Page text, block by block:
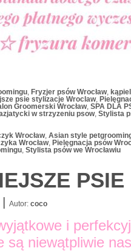
, Fryzjer psów Wrocław,
psie stylizacje Wroclaw,
Groomerski Wrocław, SPA DLA
w strzyzeniu psow, Stylista
Wrocław, Asian style
Wrocław, Pielęgnacja psów
, Stylista psów we Wrocławiu
PSIE
| Autor: coco
i
są niewątpliwie